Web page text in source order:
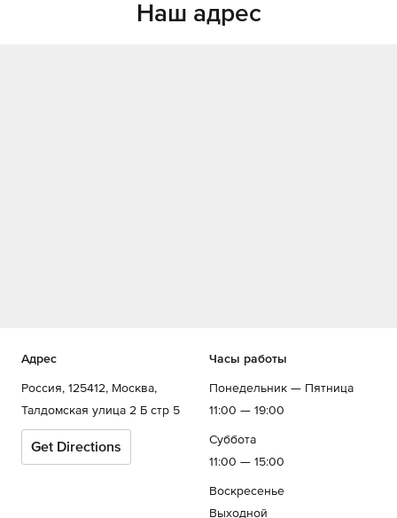
Наш адрес
Адрес
Россия, 125412, Москва,
Талдомская улица 2 Б стр 5
Get Directions
Часы работы
Понедельник — Пятница
11:00 — 19:00
Суббота
11:00 — 15:00
Воскресенье
Выходной